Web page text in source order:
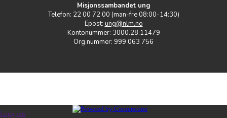
Misjonssambandet ung
Telefon: 22 00 72 00 (man-fre 08:00-14:30)
Epost: ung@nlm.no
Kontonummer: 3000.28.11479
Org.nummer: 999 063 756
Logg inn